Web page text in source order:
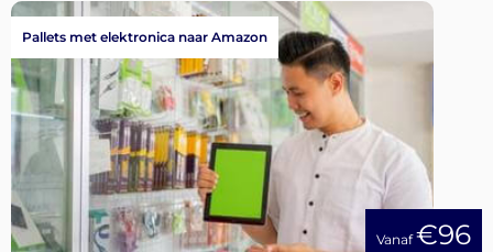
Vanaf€96
Pallets met elektronica naar Amazon